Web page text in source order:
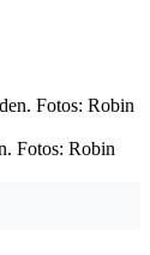
Fotos: Robin